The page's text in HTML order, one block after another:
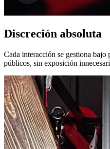
Discreción absoluta
Cada interacción se gestiona
públicos, sin exposición